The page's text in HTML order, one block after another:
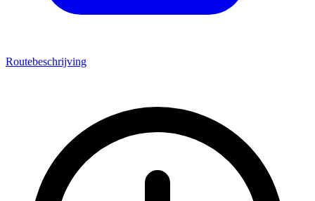
Routebeschrijving